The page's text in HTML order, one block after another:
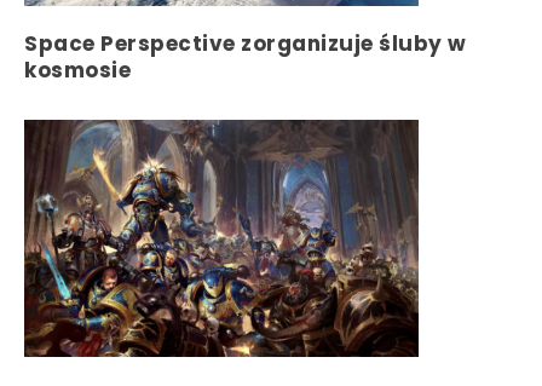
Space Perspective zorganizuje śluby w
kosmosie